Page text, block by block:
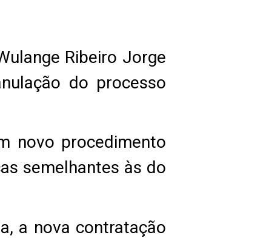
Ribeiro Jorge
do processo
novo procedimento
semelhantes às do
a nova contratação